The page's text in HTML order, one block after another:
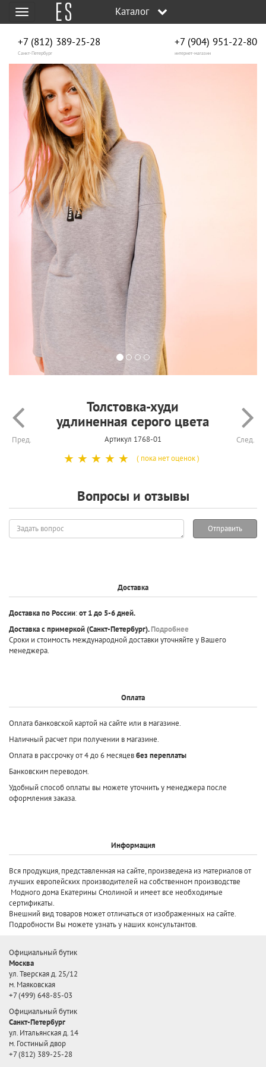
Меню Каталог
+7 (812) 389-25-28
Санкт-Петербург
+7 (904) 951‑22‑80
интернет-магазин
Пред.
Толстовка-худи
удлиненная серого цвета
Артикул 1768-01 След.
☆
☆
☆
☆
☆ ( пока нет оценок )
Вопросы и отзывы
Задать
вопрос
Отправить
Доставка
Доставка по России:от 1 до 5-6 дней.
Доставка с примеркой(Санкт-Петербург).Подробнее
Сроки и стоимость международной доставки уточняйте у Вашего
менеджера.
Оплата
Оплата банковской картой на сайте или в магазине.
Наличный расчет при получении в магазине.
Оплата в рассрочку от 4 до 6 месяцевбез переплаты
Банковским переводом.
Удобный способ оплаты вы можете уточнить у менеджера после
оформления заказа.
Информация
Вся продукция, представленная на сайте, произведена из материалов от
лучших европейских производителей на собственном производстве
Модного дома Екатерины Смолиной и имеет все необходимые
сертификаты.
Внешний вид товаров может отличаться от изображенных на сайте.
Подробности Вы можете узнать у наших консультантов.
Официальный бутик
Москва
ул. Тверская д. 25/12
м. Маяковская
+7 (499) 648-85-03
Официальный бутик
Санкт-Петербург
ул. Итальянская д. 14
м. Гостиный двор
+7 (812) 389-25-28